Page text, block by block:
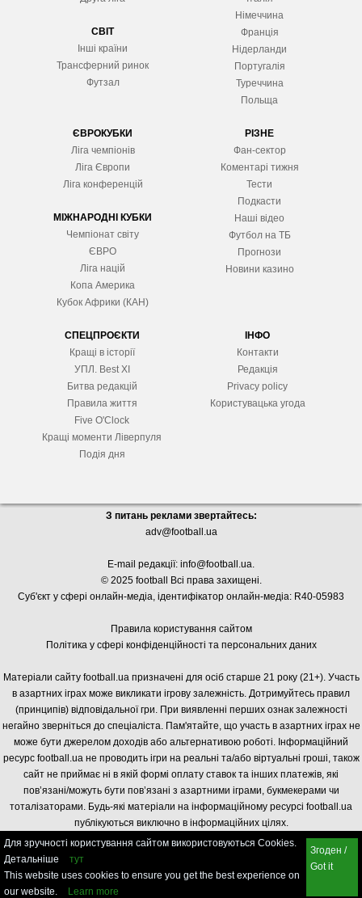
СВІТ
Інші країни
Трансферний ринок
Футзал
Німеччина
Франція
Нідерланди
Португалія
Туреччина
Польща
ЄВРОКУБКИ
Ліга чемпіонів
Ліга Європи
Ліга конференцій
МІЖНАРОДНІ КУБКИ
Чемпіонат світу
ЄВРО
Ліга націй
Копа Америка
Кубок Африки (КАН)
РІЗНЕ
Фан-сектор
Коментарі тижня
Тести
Подкасти
Наші відео
Футбол на ТБ
Прогнози
Новини казино
СПЕЦПРОЄКТИ
Кращі в історії
УПЛ. Best XІ
Битва редакцій
Правила життя
Five O'Clock
Кращі моменти Ліверпуля
Подія дня
ІНФО
Контакти
Редакція
Privacy policy
Користувацька угода
З питань реклами звертайтесь:
adv@football.ua
E-mail редакції: info@football.ua.
© 2025 football Всі права захищені.
Суб'єкт у сфері онлайн-медіа, ідентифікатор онлайн-медіа: R40-05983
Правила користування сайтом
Політика у сфері конфіденційності та персональних даних
Матеріали сайту football.ua призначені для осіб старше 21 року (21+). Участь
в азартних іграх може викликати ігрову залежність. Дотримуйтесь правил
(принципів) відповідальної гри. При виявленні перших ознак залежності
негайно зверніться до спеціаліста. Пам'ятайте, що участь в азартних іграх не
може бути джерелом доходів або альтернативою роботі. Інформаційний
ресурс football.ua не проводить ігри на реальні та/або віртуальні гроші, також
сайт не приймає ні в якій формі оплату ставок та інших платежів, які
пов’язані/можуть бути пов’язані з азартними іграми, букмекерами чи
тоталізаторами. Будь-які матеріали на інформаційному ресурсі football.ua
публікуються виключно в інформаційних цілях.
Для зручності користування сайтом використовуються Cookies.
Детальніше
тут
This website uses cookies to ensure you get the best experience on
our website.
Learn more
Згоден /
Got it